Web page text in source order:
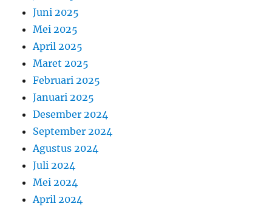
Juni 2025
Mei 2025
April 2025
Maret 2025
Februari 2025
Januari 2025
Desember 2024
September 2024
Agustus 2024
Juli 2024
Mei 2024
April 2024